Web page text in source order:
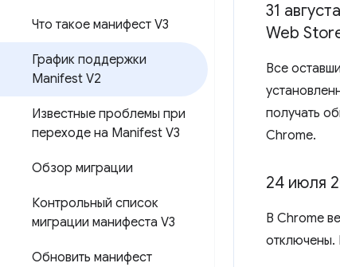
Что такое манифест V3
График поддержки
Manifest V2
Известные проблемы при
переходе на Manifest V3
Обзор миграции
Контрольный список
миграции манифеста V3
Обновить манифест
31
Web
Все
получать
Chrome.
24 июля
В Chrome
отключены.